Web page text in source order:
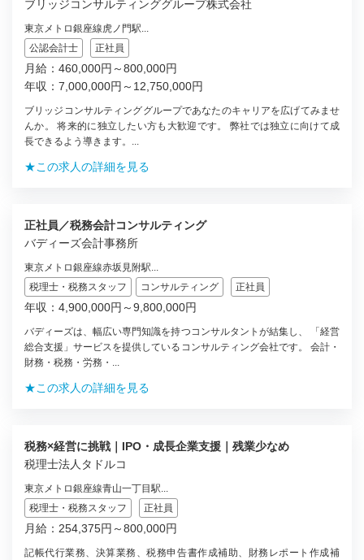
ブリッジコンサルティンググループ株式会社
東京メトロ銀座線虎ノ門駅...
公認会計士
正社員
月給：460,000円～800,000円
年収：7,000,000円～12,750,000円
ブリッジコンサルティンググループであなたのキャリアを広げてみませ
んか。 将来的に独立したい方も大歓迎です。 弊社では独立に向けて成
長できるよう導きます。...
★この求人の詳細を見る
正社員／税務会計コンサルティング
バディーズ会計事務所
東京メトロ銀座線赤坂見附駅...
税理士・税務スタッフ
コンサルティング 正社員
年収：4,900,000円～9,800,000円
バディーズは、幅広い専門知識を持つコンサルタントが結集し、 「経営
総合支援」サービスを提供しているコンサルティング会社です。 会計・
財務・税務・労務・...
★この求人の詳細を見る
税務×経営に挑戦｜IPO・成長企業支援｜残業少なめ
税理士法人タドルコ
東京メトロ銀座線青山一丁目駅...
税理士・税務スタッフ
正社員
月給：254,375円～800,000円
記帳代行業務、決算業務、税務申告書作成補助、財務レポート作成補